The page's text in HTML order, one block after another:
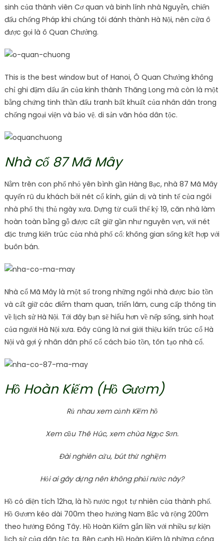
sinh của thành viên Cơ quan và binh lính nhà Nguyễn, chiến
đấu chống Pháp khi chúng tôi đánh thành Hà Nội, nên cửa ô
được gọi là ô Quan Chưởng.
This is the best window but of Hanoi, Ô Quan Chưởng không
chỉ ghi đậm dấu ấn của kinh thành Thăng Long mà còn là một
bằng chứng tinh thần đấu tranh bất khuất của nhân dân trong
chống ngoại viện và bảo vệ. di sản văn hóa dân tộc.
Nhà cổ 87 Mã Mây
Nằm trên con phố nhỏ yên bình gần Hàng Bạc, nhà 87 Mã Mây
quyến rũ du khách bởi nét cổ kính, giản dị và tinh tế của ngôi
nhà phố thị thủ ngày xưa. Dựng từ cuối thế kỷ 19, căn nhà làm
hoàn toàn bằng gỗ được cất giữ gần như nguyên vẹn, với nét
đặc trưng kiến ​​trúc của nhà phố cổ: không gian sống kết hợp với
buôn bán.
Nhà cổ Mã Mây là một số trong những ngôi nhà được bảo tồn
và cất giữ các điểm tham quan, triển lãm, cung cấp thông tin
về lịch sử Hà Nội. Tới đây bạn sẽ hiểu hơn về nếp sống, sinh hoạt
của người Hà Nội xưa. Đây cũng là nơi giới thiệu kiến ​​trúc cổ Hà
Nội và gợi ý nhân dân phố cổ cách bảo tồn, tôn tạo nhà cổ.
Hồ Hoàn Kiếm (Hồ Gươm)
Rủ nhau xem cảnh Kiếm hồ
Xem cầu Thê Húc, xem chùa Ngọc Sơn.
Đài nghiên cứu, bút thử nghiệm
Hỏi ai gây dựng nên không phải nước này?
Hồ có diện tích 12ha, là hồ nước ngọt tự nhiên của thành phố.
Hồ Gươm kéo dài 700m theo hướng Nam Bắc và rộng 200m
theo hướng Đông Tây. Hồ Hoàn Kiếm gắn liền với nhiều sự kiện
lịch sử của dân tộc ta. Bên cạnh Hồ Hoàn Kiếm là những công